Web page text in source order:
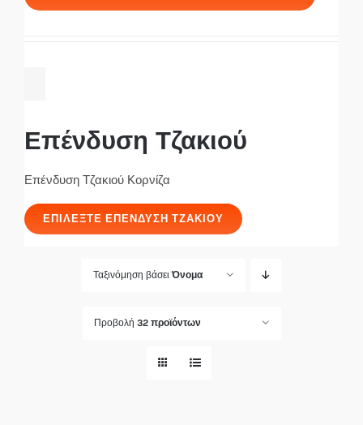
Επένδυση Τζακιού
Επένδυση Τζακιού Κορνίζα
ΕΠΙΛΈΞΤΕ ΕΠΈΝΔΥΣΗ ΤΖΑΚΙΟΎ
Ταξινόμηση βάσειΌνομα
Προβολή 32 προϊόντων